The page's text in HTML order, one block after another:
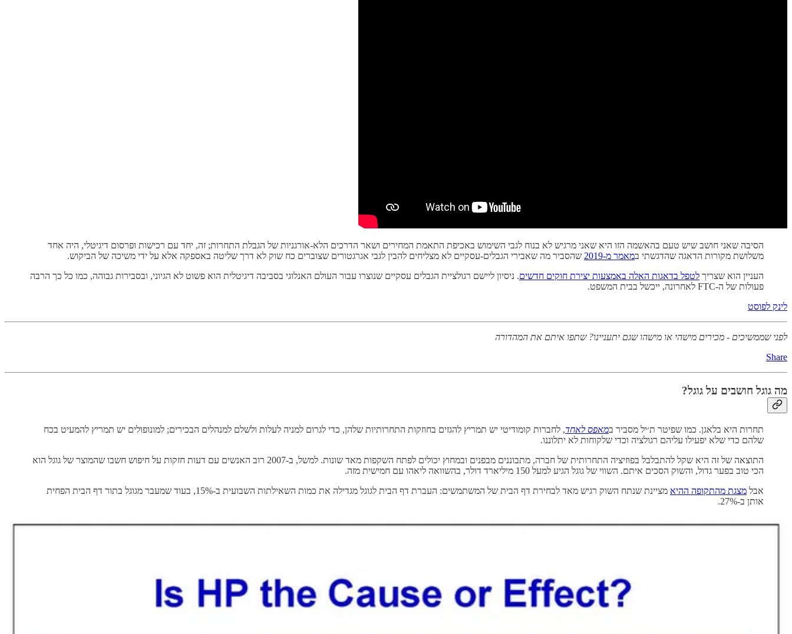
הסיבה שאני חושב שיש טעם בהאשמה הזו היא שאני מרגיש לא בנוח לגבי השימוש באכיפת התאמת המחירים ושאר הדרכים הלא-אורגניות של הגבלת התחרות; זה, יחד עם רכישות ופרסום דיגיטלי, היה אחד
משלושת מקורות הדאגה שהדגשתי במאמר מ-2019
שהסביר מה שאבירי הגבלים-עסקיים לא מצליחים להבין לגבי אגרגטורים שצוברים כח שוק לא דרך שליטה באספקה אלא על ידי משיכה של הביקוש.
העניין הוא שצריך לטפל בדאגות האלה באמצעות יצירת חוקים חדשים. ניסיון ליישם רגולציית הגבלים עסקיים שנוצרו עבור העולם האנלוגי בסביבה דיגיטלית הוא פשוט לא הגיוני, ובסבירות גבוהה, כמו כל כך הרבה
פעולות של ה-FTC לאחרונה, ייכשל בבית המשפט.
לינק לפוסט
לפני שממשיכים - מכירים מישהי או מישהו שגם יתעניינו? שתפו איתם את המהדורה
Share
מה גוגל חושבים על גוגל?
תחרות היא בלאגן. כמו שפיטר ת׳יל מסביר במאפס לאחד, לחברות קומודיטי יש תמריץ להגזים בחוזקות התחרותיות שלהן, כדי לגרום למניה לעלות ולשלם למנהלים הבכירים; למונופולים יש תמריץ להמעיט בכח
שלהם כדי שלא יפעילו עליהם רגולציה וכדי שלקוחות לא יתלוננו.
התוצאה של זה היא שקל להתבלבל בפוזיציה התחרותית של חברה, מתבוננים מבפנים ובמחוץ יכולים לפתח השקפות מאד שונות. למשל, ב-2007 רוב האנשים עם דעות חזקות על חיפוש חשבו שהמוצר של גוגל הוא
הכי טוב בפער גדול, והשוק הסכים איתם. השווי של גוגל הגיע למעל 150 מיליארד דולר, בהשוואה ליאהו עם חמישית מזה.
אבל מצגת מהתקופה ההיא
מציינת שנתח השוק רגיש מאד לבחירת דף הבית של המשתמשים: העברת דף הבית לגוגל מגדילה את כמות השאילתות השבועית ב-15%, בעוד שמעבר מגוגל בתור דף הבית הפחית
אותן ב-27%.